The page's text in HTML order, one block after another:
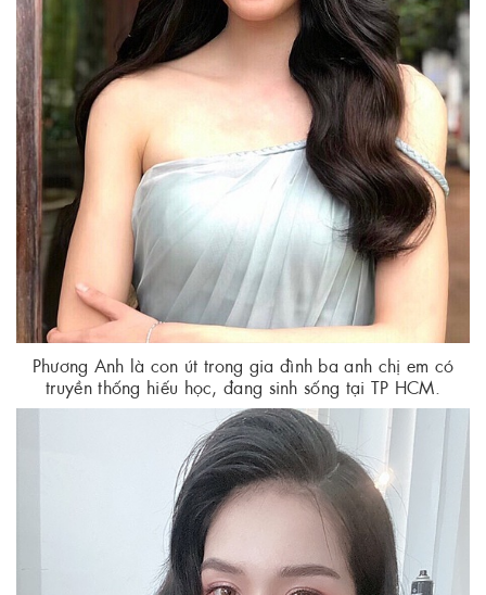
Phương Anh là con út trong gia đình ba anh chị em có
truyền thống hiếu học, đang sinh sống tại TP HCM.